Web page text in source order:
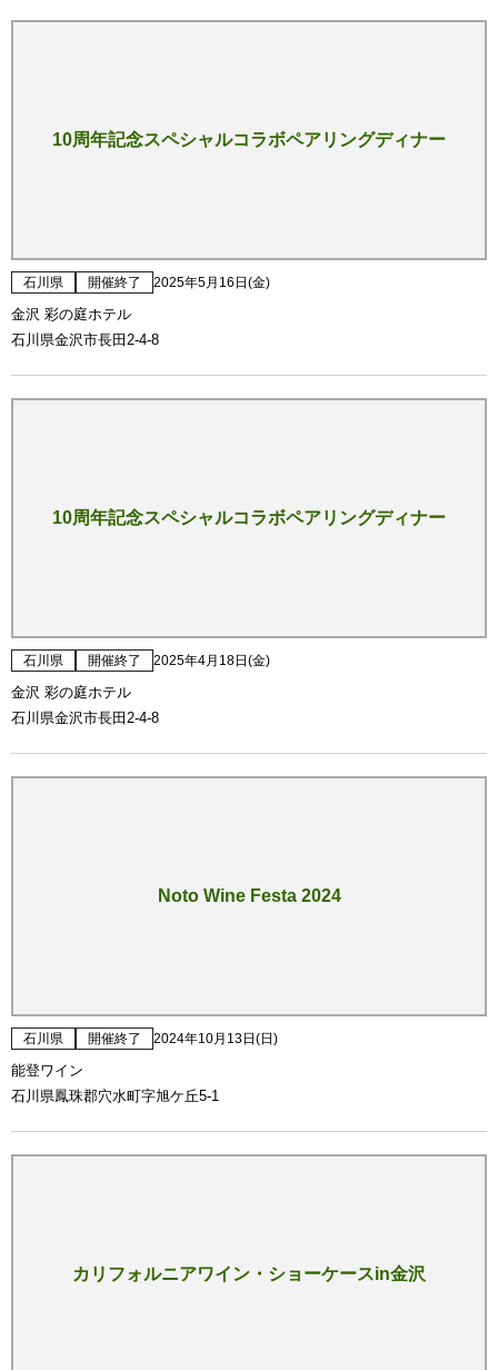
10周年記念スペシャルコラボペアリングディナー
石川県 開催終了 2025年5月16日(金)
金沢 彩の庭ホテル
石川県金沢市長田2-4-8
10周年記念スペシャルコラボペアリングディナー
石川県 開催終了 2025年4月18日(金)
金沢 彩の庭ホテル
石川県金沢市長田2-4-8
Noto Wine Festa 2024
石川県 開催終了 2024年10月13日(日)
能登ワイン
石川県鳳珠郡穴水町字旭ケ丘5-1
カリフォルニアワイン・ショーケースin金沢